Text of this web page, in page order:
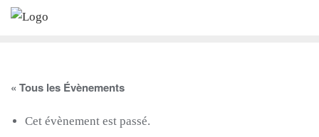
Skip
« Tous les Évènements
Cet évènement est passé.